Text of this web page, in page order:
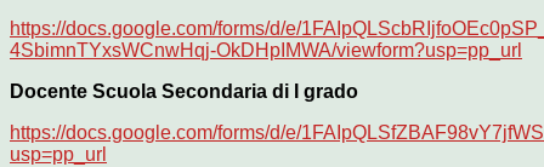
https://docs.google.com/forms/d/e/
4SbimnTYxsWCnwHqj-OkDHpIMWA/viewform?usp=pp_url
Docente Scuola Secondaria di I grado
https://docs.google.com/forms/d/e/
usp=pp_url